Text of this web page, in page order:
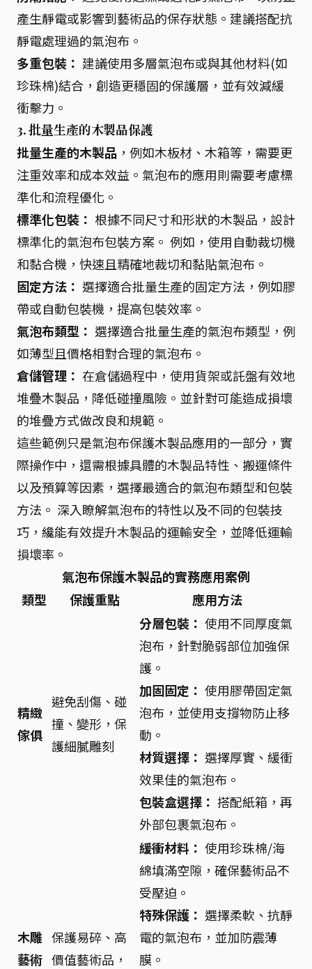
產生靜電或影響到藝術品的保存狀態。建議搭配抗
靜電處理過的氣泡布。
多重包裝： 建議使用多層氣泡布或與其他材料(如
珍珠棉)結合，創造更穩固的保護層，並有效減緩
衝擊力。
3. 批量生產的木製品保護
批量生產的木製品 ，例如木板材、木箱等，需要更
注重效率和成本效益。氣泡布的應用則需要考慮標
準化和流程優化。
標準化包裝： 根據不同尺寸和形狀的木製品，設計
標準化的氣泡布包裝方案。 例如，使用自動裁切機
和黏合機，快速且精確地裁切和黏貼氣泡布。
固定方法： 選擇適合批量生產的固定方法，例如膠
帶或自動包裝機，提高包裝效率。
氣泡布類型： 選擇適合批量生產的氣泡布類型，例
如薄型且價格相對合理的氣泡布。
倉儲管理： 在倉儲過程中，使用貨架或託盤有效地
堆疊木製品，降低碰撞風險。並針對可能造成損壞
的堆疊方式做改良和規範。
這些範例只是氣泡布保護木製品應用的一部分，實
際操作中，還需根據具體的木製品特性、搬運條件
以及預算等因素，選擇最適合的氣泡布類型和包裝
方法。 深入瞭解氣泡布的特性以及不同的包裝技
巧，纔能有效提升木製品的運輸安全，並降低運輸
損壞率。
氣泡布保護木製品的實務應用案例
類型
保護重點 應用方法
精緻
傢俱
避免刮傷、碰
撞、變形，保
護細膩雕刻
分層包裝： 使用不同厚度氣
泡布，針對脆弱部位加強保
護。
加固固定： 使用膠帶固定氣
泡布，並使用支撐物防止移
動。
材質選擇： 選擇厚實、緩衝
效果佳的氣泡布。
包裝盒選擇： 搭配紙箱，再
外部包裹氣泡布。
木雕
藝術
保護易碎、高
價值藝術品，
緩衝材料： 使用珍珠棉/海
綿填滿空隙，確保藝術品不
受壓迫。
特殊保護： 選擇柔軟、抗靜
電的氣泡布，並加防震薄
膜。